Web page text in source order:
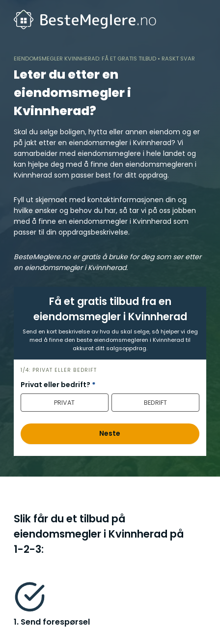
content
EIENDOMSMEGLER KVINNHERAD: FÅ ET GRATIS TILBUD • RASKT SVAR
Leter du etter en
eiendomsmegler i
Kvinnherad?
Skal du selge boligen, hytta eller annen eiendom og er
på jakt etter en eiendomsmegler i Kvinnherad? Vi
samarbeider med eiendomsmeglere i hele landet og
kan hjelpe deg med å finne den eiendomsmegleren i
Kvinnherad som passer best for ditt oppdrag.
Fyll ut skjemaet med kontaktinformasjonen din og
hvilke ønsker og behov du har, så tar vi på oss jobben
med å finne en eiendomsmegler i Kvinnherad som
passer til din oppdragsbeskrivelse.
BesteMeglere.no er gratis å bruke for deg som ser etter
en eiendomsmegler i Kvinnherad.
Få et gratis tilbud fra en
eiendomsmegler i Kvinnherad
Send en kort beskrivelse av hva du skal selge, så hjelper vi deg
med å finne den beste eiendomsmegleren i Kvinnherad til
akkurat ditt salgsoppdrag.
h
e
r
1/4: PRIVAT ELLER BEDRIFT
Privat eller bedrift? *
PRIVAT BEDRIFT
Neste
Slik får du et tilbud på
eiendomsmegler i Kvinnherad på
1-2-3:
1. Send forespørsel